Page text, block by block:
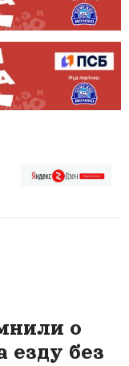
о
езду без